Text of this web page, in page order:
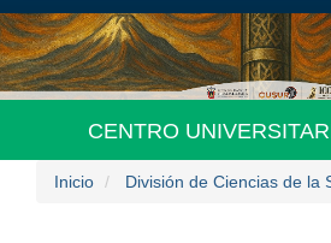
CENTRO
Inicio División de Ciencias de la